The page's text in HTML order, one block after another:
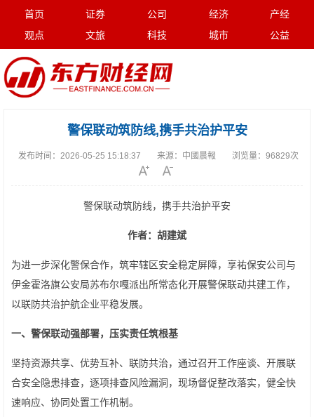
首页 证券 公司 经济
产经
观点
文旅 科技 城市 公益
警保联动筑防线,携手共治护平安
发布时间： 2026-05-25 15:18:37 来源： 中國晨報 浏览量： 96829次
警保联动筑防线，携手共治护平安
作者：胡建斌
为进一步深化警保合作，筑牢辖区安全稳定屏障，享祐保安公司与
伊金霍洛旗公安局苏布尔嘎派出所常态化开展警保联动共建工作，
以联防共治护航企业平稳发展。
一、警保联动强部署，压实责任筑根基
坚持资源共享、优势互补、联防共治，通过召开工作座谈、开展联
合安全隐患排查，逐项排查风险漏洞，现场督促整改落实，健全快
速响应、协同处置工作机制。